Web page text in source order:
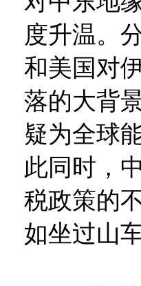
度升温。
和美国对
落的大背
疑为全球
此同时，
税政策的
如坐过山车